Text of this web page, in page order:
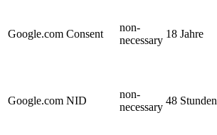
Google.com Consent
non-
necessary
18 Jahre
Google.com NID
non-
necessary
48 Stunden